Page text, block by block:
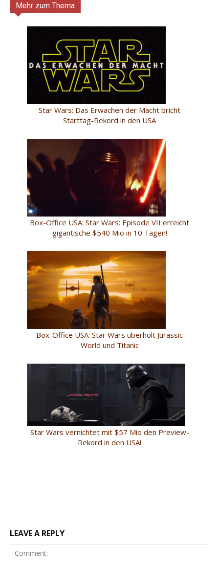
Mehr zum Thema
Star Wars: Das Erwachen der Macht bricht
Starttag-Rekord in den USA
Box-Office USA: Star Wars: Episode VII erreicht
gigantische $540 Mio in 10 Tagen!
Box-Office USA: Star Wars überholt Jurassic
World und Titanic
Star Wars vernichtet mit $57 Mio den Preview-
Rekord in den USA!
LEAVE A REPLY